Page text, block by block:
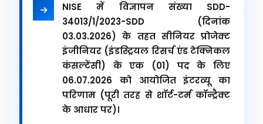
NISE में विज्ञापन संख्या SDD-
34013/1/2023-SDD (दिनांक
03.03.2026) के तहत सीनियर प्रोजेक्ट
इंजीनियर (इंडस्ट्रियल रिसर्च एंड टेक्निकल
कंसल्टेंसी) के एक (01) पद के लिए
06.07.2026 को आयोजित इंटरव्यू का
परिणाम (पूरी तरह से शॉर्ट-टर्म कॉन्ट्रैक्ट
के आधार पर)।